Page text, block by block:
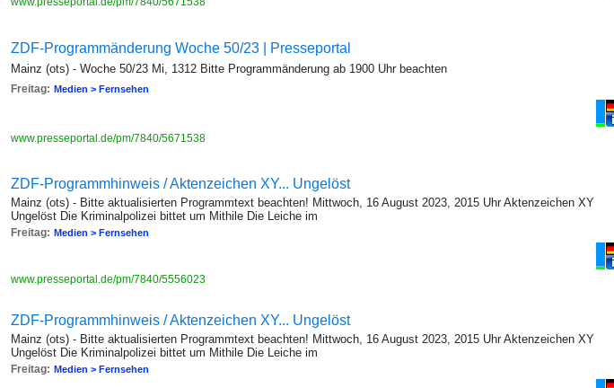
ZDF-Programmänderung Woche 50/23 | Presseportal
Mainz (ots) - Woche 50/23 Mi, 1312 Bitte Programmänderung ab 1900 Uhr beachten
Freitag: Medien > Fernsehen
www.presseportal.de/pm/7840/5671538
ZDF-Programmhinweis / Aktenzeichen XY... Ungelöst
Mainz (ots) - Bitte aktualisierten Programmtext beachten! Mittwoch, 16 August 2023, 2015 Uhr Aktenzeichen XY
Ungelöst Die Kriminalpolizei bittet um Mithile Die Leiche im
Freitag: Medien > Fernsehen
www.presseportal.de/pm/7840/5556023
ZDF-Programmhinweis / Aktenzeichen XY... Ungelöst
Mainz (ots) - Bitte aktualisierten Programmtext beachten! Mittwoch, 16 August 2023, 2015 Uhr Aktenzeichen XY
Ungelöst Die Kriminalpolizei bittet um Mithile Die Leiche im
Freitag: Medien > Fernsehen